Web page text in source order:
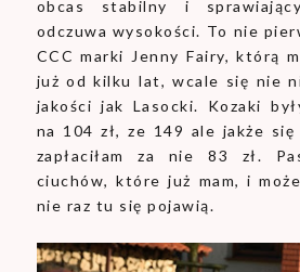
obcas stabilny i
odczuwa wysokości. To nie
CCC marki Jenny Fairy, którą
już od kilku lat, wcale się nie
jakości jak Lasocki. Kozaki
na 104 zł, ze 149 ale jakże się
zapłaciłam za nie 83 zł.
ciuchów, które już mam, i
nie raz tu się pojawią.